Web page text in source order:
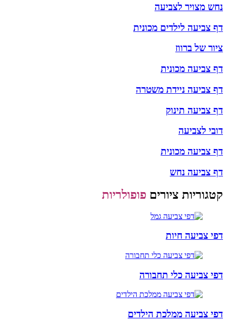
נחש מצויר לצביעה
דף צביעה לילדים מכונית
ציור של ברווז
דף צביעה מכונית
דף צביעה ניידת משטרה
דף צביעה תינוק
דובי לצביעה
דף צביעה מכונית
דף צביעה נחש
קטגוריות ציורים פופולריות
דפי צביעה חיות
דפי צביעה כלי תחבורה
דפי צביעה ממלכת הילדים